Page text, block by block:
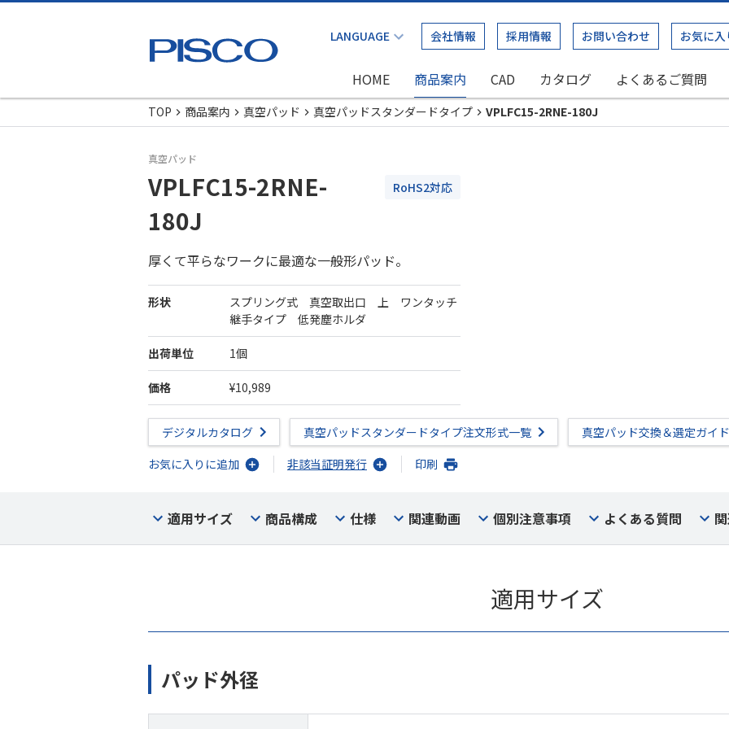
会社情報 採用情報 お問い合わせ お気に入
HOME 商品案内 CAD カタログ よくあるご質問
TOP
商品案内 真空パッド 真空パッドスタンダードタイプ VPLFC15-2RNE-180J
真空パッド
VPLFC15-2RNE-
180J
RoHS2対応
厚くて平らなワークに最適な一般形パッド。
形状
スプリング式 真空取出口 上 ワンタッチ
継手タイプ 低発塵ホルダ
出荷単位 1個
価格 ¥10,989
デジタルカタログ 真空パッドスタンダードタイプ注文形式一覧
真空パッド交換＆選定ガイド
お気に入りに追加
非該当証明発行 印刷
適用サイズ 商品構成 仕様 関連動画 個別注意事項 よくある質問
適用サイズ
パッド外径